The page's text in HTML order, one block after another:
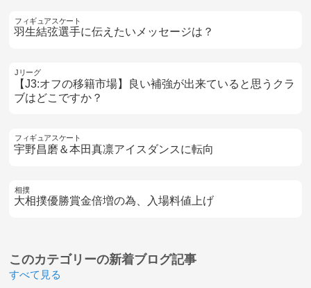
フィギュアスケート
羽生結弦選手に伝えたいメッセージは？
Jリーグ
【J3:オフの移籍市場】良い補強が出来ていると思うクラ
ブはどこですか？
フィギュアスケート
宇野昌磨＆本田真凛アイスダンスに転向
相撲
大相撲優勝賞金倍増の為、入場料値上げ
このカテゴリーの新着ブログ記事
すべて見る